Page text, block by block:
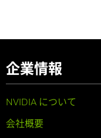
企業情報
NVIDIA について
会社概要